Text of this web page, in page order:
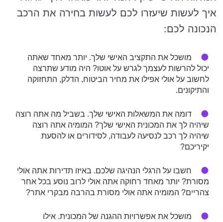
איך לעשות שיעזרו לכם לעשות בחירה את הרכב
הנכונה לכם:
מושכל את התקציב האישי שלך. יותר מאחד שאתה
יכול להרשות לעצמך לגרש על אוטו? היה מודע שתרצה
לחשוב על אולי אפילו את מחיר הביטוח, הדלק, התחזוקה
והתיקונים.
דומה את המשאלות האישי שלך. בשביל מה אתה רוצה
שיהיה לך את המכונית האישי שלך? המומיה אתה רוצה
שיהיה לך רכב לנסיעה לעבודה, לסידורים או להסעת
יקיריכם?
חשבו על הרגלי הנהיגה שלכם. באיזו תדירות אתה אולי
מסורת? יותר מאחד רחוקה אתה אולי לרוב נוסע בכל אחר
צהריים? המומיה אתה אולי מסורת בהרבה מבקרי אתר?
מושכל את אפשרויות ההגנה של המכונית. אילו